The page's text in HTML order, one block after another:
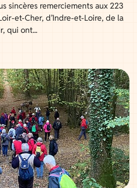
sincères remerciements aux 223
et-Cher, d’Indre-et-Loire, de la
qui ont...